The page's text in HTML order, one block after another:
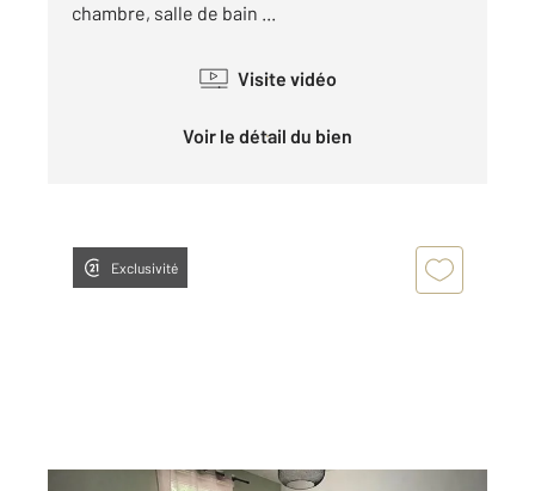
chambre, salle de bain ...
Visite vidéo
Voir le détail du bien
Exclusivité